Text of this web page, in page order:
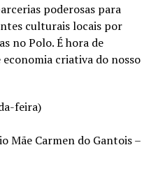
poderosas para
culturais locais por
no Polo. É hora de
criativa do nosso
feira)
Mãe Carmen do Gantois –